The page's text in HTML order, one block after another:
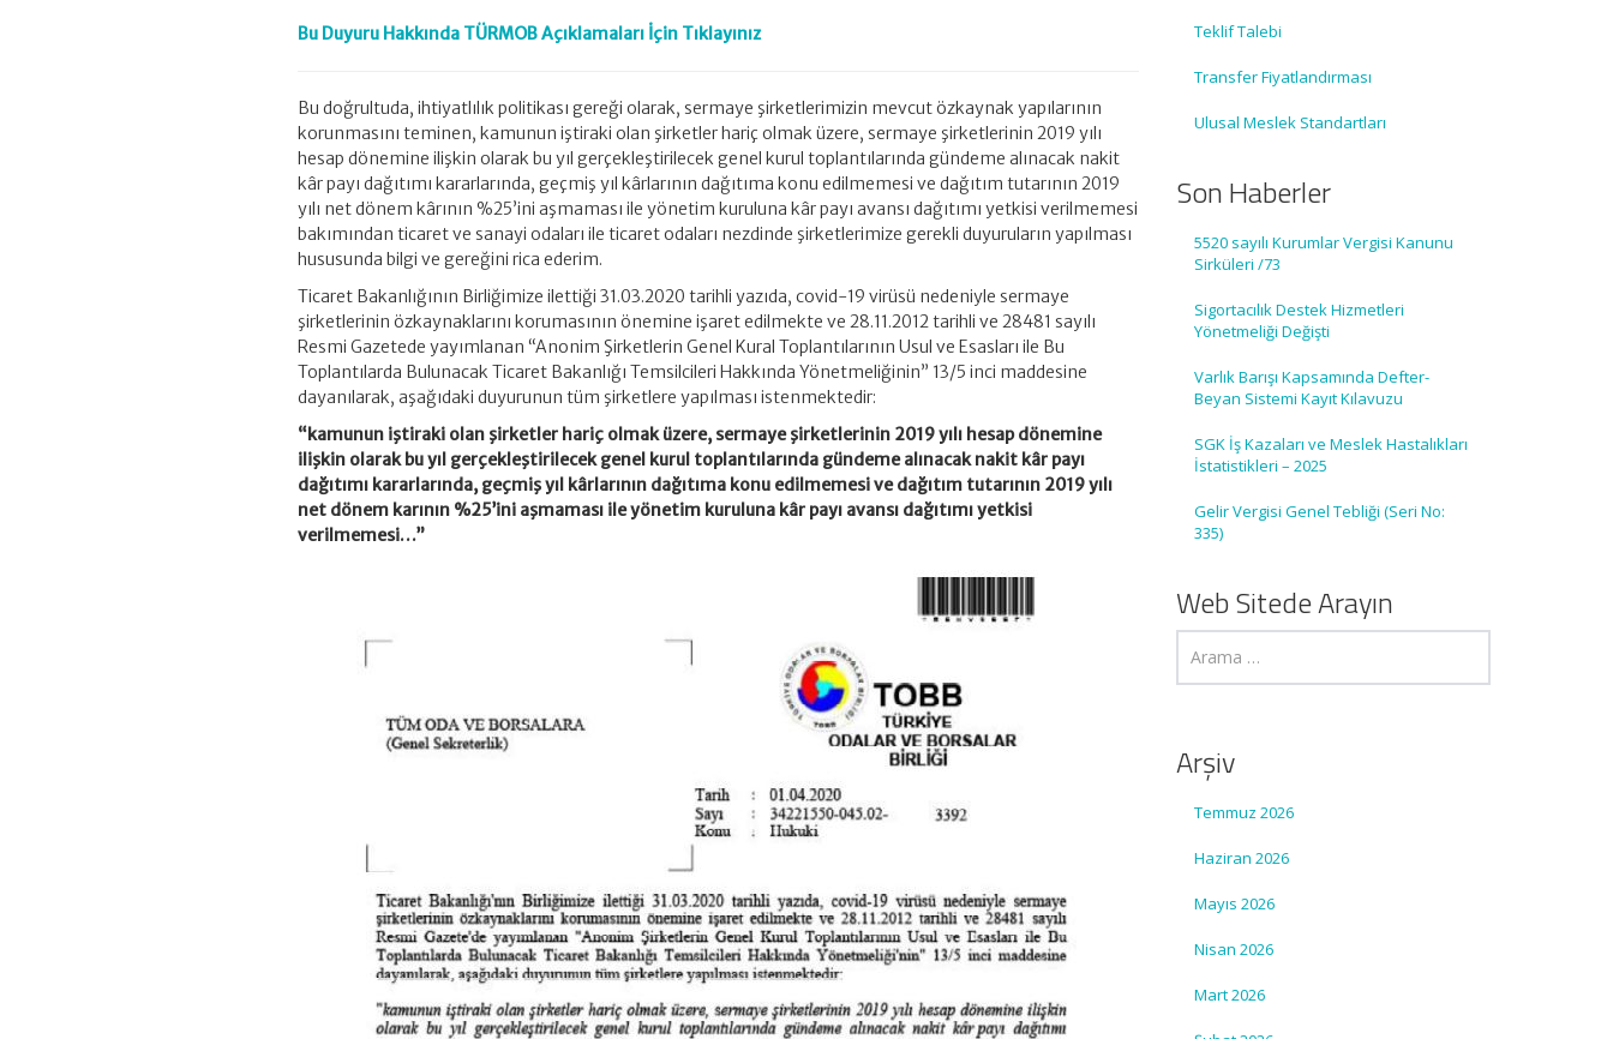
Bu Duyuru Hakkında TÜRMOB Açıklamaları İçin Tıklayınız
Bu doğrultuda, ihtiyatlılık politikası gereği olarak, sermaye şirketlerimizin mevcut özkaynak yapılarının
korunmasını teminen, kamunun iştiraki olan şirketler hariç olmak üzere, sermaye şirketlerinin 2019 yılı
hesap dönemine ilişkin olarak bu yıl gerçekleştirilecek genel kurul toplantılarında gündeme alınacak nakit
kâr payı dağıtımı kararlarında, geçmiş yıl kârlarının dağıtıma konu edilmemesi ve dağıtım tutarının 2019
yılı net dönem kârının %25’ini aşmaması ile yönetim kuruluna kâr payı avansı dağıtımı yetkisi verilmemesi
bakımından ticaret ve sanayi odaları ile ticaret odaları nezdinde şirketlerimize gerekli duyuruların yapılması
hususunda bilgi ve gereğini rica ederim.
Ticaret Bakanlığının Birliğimize ilettiği 31.03.2020 tarihli yazıda, covid-19 virüsü nedeniyle sermaye
şirketlerinin özkaynaklarını korumasının önemine işaret edilmekte ve 28.11.2012 tarihli ve 28481 sayılı
Resmi Gazetede yayımlanan “Anonim Şirketlerin Genel Kural Toplantılarının Usul ve Esasları ile Bu
Toplantılarda Bulunacak Ticaret Bakanlığı Temsilcileri Hakkında Yönetmeliğinin” 13/5 inci maddesine
dayanılarak, aşağıdaki duyurunun tüm şirketlere yapılması istenmektedir:
“kamunun iştiraki olan şirketler hariç olmak üzere, sermaye şirketlerinin 2019 yılı hesap dönemine
ilişkin olarak bu yıl gerçekleştirilecek genel kurul toplantılarında gündeme alınacak nakit kâr payı
dağıtımı kararlarında, geçmiş yıl kârlarının dağıtıma konu edilmemesi ve dağıtım tutarının 2019 yılı
net dönem karının %25’ini aşmaması ile yönetim kuruluna kâr payı avansı dağıtımı yetkisi
verilmemesi…”
Teklif Talebi
Transfer Fiyatlandırması
Ulusal Meslek Standartları
Son Haberler
5520 sayılı Kurumlar Vergisi Kanunu
Sirküleri /73
Sigortacılık Destek Hizmetleri
Yönetmeliği Değişti
Varlık Barışı Kapsamında Defter-
Beyan Sistemi Kayıt Kılavuzu
SGK İş Kazaları ve Meslek Hastalıkları
İstatistikleri – 2025
Gelir Vergisi Genel Tebliği (Seri No:
335)
Web Sitede Arayın
Arşiv
Temmuz 2026
Haziran 2026
Mayıs 2026
Nisan 2026
Mart 2026